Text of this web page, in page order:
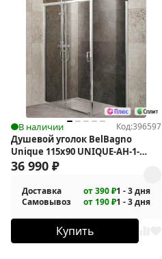
В наличии Код:396597
Душевой уголок BelBagno
Unique 115x90 UNIQUE-AH-1-
100/115-90-C-Cr
36 990 ₽
Доставка от 390 ₽1 - 3 дня
Самовывоз
от 190 ₽1 - 3 дня
Купить